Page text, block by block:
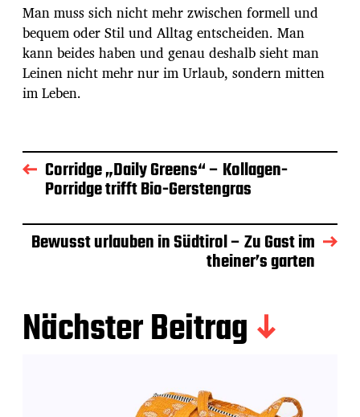
Man muss sich nicht mehr zwischen formell und
bequem oder Stil und Alltag entscheiden. Man
kann beides haben und genau deshalb sieht man
Leinen nicht mehr nur im Urlaub, sondern mitten
im Leben.
Corridge „Daily Greens“ – Kollagen-
Porridge trifft Bio-Gerstengras
Bewusst urlauben in Südtirol – Zu Gast im
theiner’s garten
Nächster Beitrag